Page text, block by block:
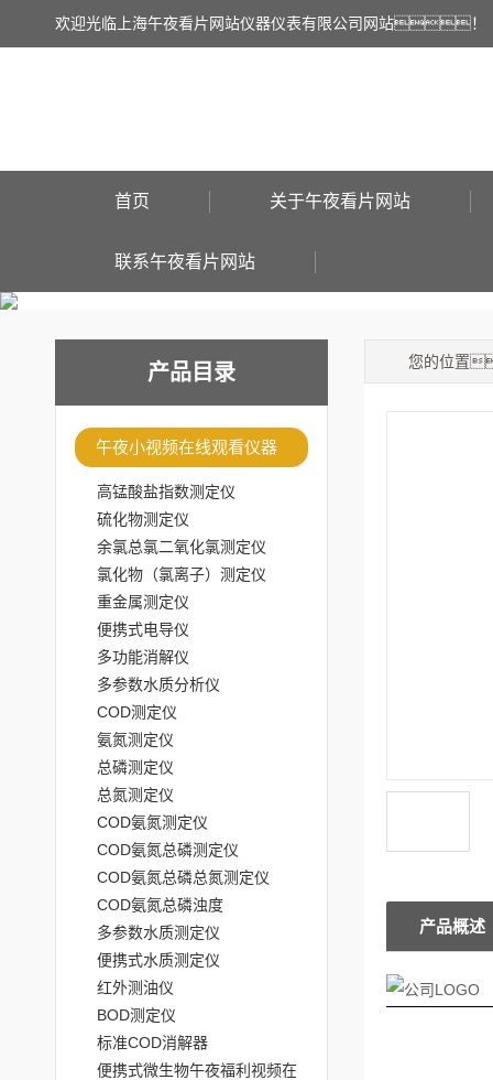
欢迎光临上海午夜看片网站仪器仪表有限公司网站！
首页 关于午夜看片网站
联系午夜看片网站
产品目录
午夜小视频在线观看仪器
高锰酸盐指数测定仪
硫化物测定仪
余氯总氯二氧化氯测定仪
氯化物（氯离子）测定仪
重金属测定仪
便携式电导仪
多功能消解仪
多参数水质分析仪
COD测定仪
氨氮测定仪
总磷测定仪
总氮测定仪
COD氨氮测定仪
COD氨氮总磷测定仪
COD氨氮总磷总氮测定仪
COD氨氮总磷浊度
多参数水质测定仪
便携式水质测定仪
红外测油仪
BOD测定仪
标准COD消解器
便携式微生物午夜福利视频在
您的位置
产品概述